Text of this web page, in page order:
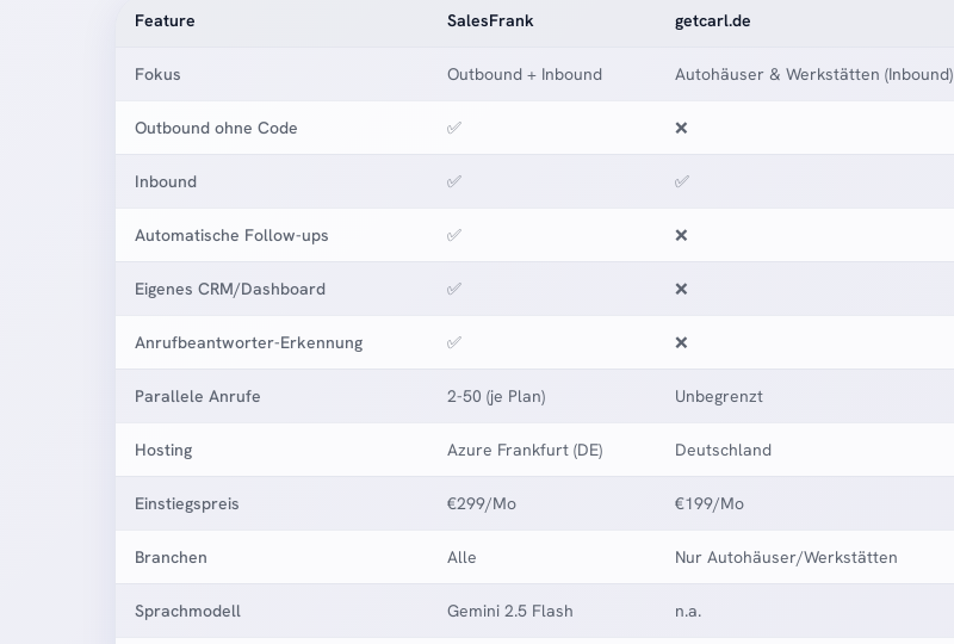
Feature SalesFrank getcarl.de
Fokus Outbound + Inbound Autohäuser & Werkstätten (Inbound)
Outbound ohne Code ✅ ❌
Inbound ✅ ✅
Automatische Follow-ups ✅ ❌
Eigenes CRM/Dashboard ✅ ❌
Anrufbeantworter-Erkennung ✅ ❌
Parallele Anrufe 2-50 (je Plan) Unbegrenzt
Hosting Azure Frankfurt (DE) Deutschland
Einstiegspreis €299/Mo €199/Mo
Branchen Alle Nur Autohäuser/Werkstätten
Sprachmodell Gemini 2.5 Flash n.a.